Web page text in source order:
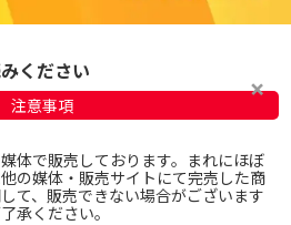
ください
注意事項
体で販売しております。まれにほぼ
の媒体・販売サイトにて完売した商
て、販売できない場合がございます
承ください。